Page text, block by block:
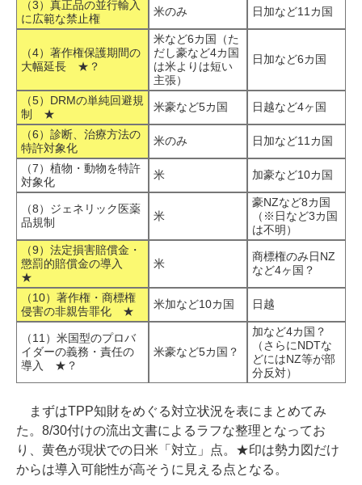
（3）真正品の並行輸入
に広範な禁止権
米のみ 日加など11カ国
（4）著作権保護期間の
大幅延長 ★？
米など6カ国（た
だし豪など4カ国
は米よりは短い
主張）
日加など6カ国
（5）DRMの単純回避規
制 ★
米豪など5カ国 日越など4ヶ国
（6）診断、治療方法の
特許対象化
米のみ 日加など11カ国
（7）植物・動物を特許
対象化
米 加豪など10カ国
（8）ジェネリック医薬
品規制
米
豪NZなど8カ国
（※日など3カ国
は不明）
（9）法定損害賠償金・
懲罰的賠償金の導入
★
米
商標権のみ日NZ
など4ヶ国？
（10）著作権・商標権
侵害の非親告罪化 ★
米加など10カ国 日越
（11）米国型のプロバ
イダーの義務・責任の
導入 ★？
米豪など5カ国？
加など4カ国？
（さらにNDTな
どにはNZ等が部
分反対）
まずはTPP知財をめぐる対立状況を表にまとめてみ
た。8/30付けの流出文書によるラフな整理となってお
り、黄色が現状での日米「対立」点。★印は勢力図だけ
からは導入可能性が高そうに見える点となる。